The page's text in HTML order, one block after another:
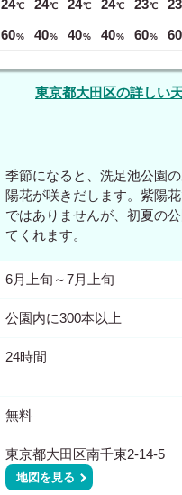
24℃
60%
24℃
40%
24℃
40%
24℃
40%
23℃
60%
23
60
東京都大田区の詳しい
季節になると、洗足池公園
陽花が咲きだします。紫陽
ではありませんが、初夏の
てくれます。
6月上旬～7月上旬
公園内に300本以上
24時間
無料
東京都大田区南千束2-14-5
地図を見る